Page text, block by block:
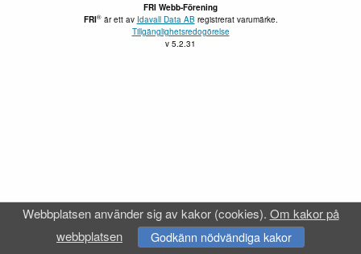
FRI Webb-Förening
FRI®är ett av Idavall Data AB registrerat varumärke.
Tillgänglighetsredogörelse
v 5.2.31
Webbplatsen använder sig av kakor (cookies). Om kakor på
webbplatsen
Godkänn nödvändiga kakor